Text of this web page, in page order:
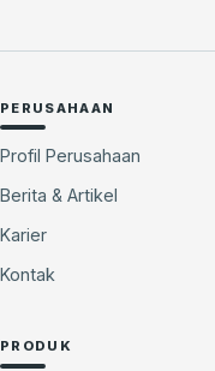
PERUSAHAAN
Profil Perusahaan
Berita & Artikel
Karier
Kontak
PRODUK